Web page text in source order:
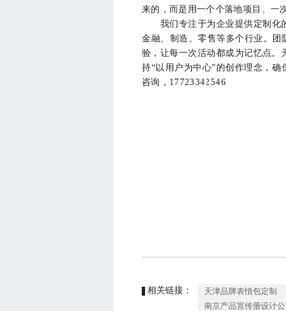
来的，而是用一个个落地项目、一
我们专注于为企业提供定制化的
金融、制造、零售等多个行业。
验，让每一次活动都成为记忆点。
持“以用户为中心”的创作理念，
咨询，17723342546
相关链接： 天津品牌表情包定制
南京产品宣传册设计公